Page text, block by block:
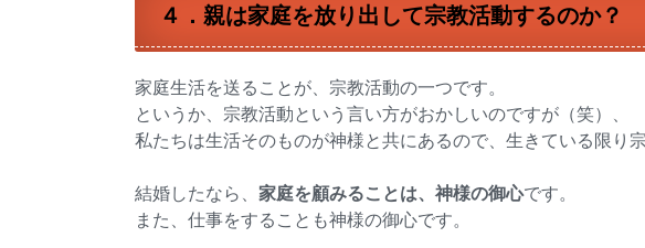
４．親は家庭を放り出して宗教活動するのか？
家庭生活を送ることが、宗教活動の一つです。
というか、宗教活動という言い方がおかしいのですが（笑）、
私たちは生活そのものが神様と共にあるので、生きている限り
結婚したなら、 家庭を顧みることは、神様の御心です。
また、仕事をすることも神様の御心です。